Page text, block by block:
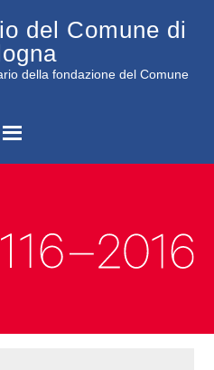
del Comune di
della fondazione del Comune